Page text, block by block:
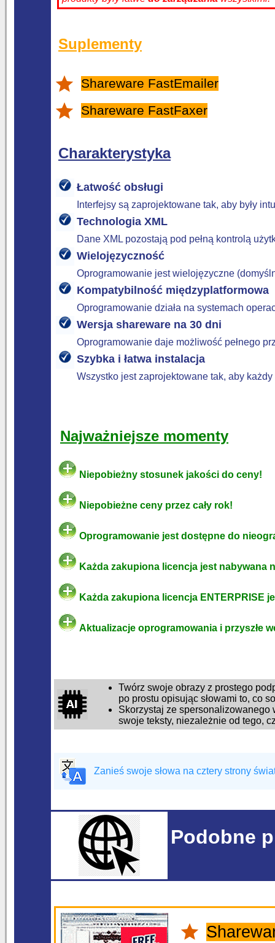
Suplementy
Shareware FastEmailer
Shareware FastFaxer
Charakterystyka
Łatwość obsługi
Interfejsy są zaprojektowane tak, aby były
Technologia XML
Dane XML pozostają pod pełną kontrolą
Wielojęzyczność
Oprogramowanie jest wielojęzyczne
Kompatybilność międzyplatformowa
Oprogramowanie działa na systemach
Wersja shareware na 30 dni
Oprogramowanie daje możliwość pełnego
Szybka i łatwa instalacja
Wszystko jest zaprojektowane tak, aby
Najważniejsze momenty
Niepobieżny stosunek jakości do ceny!
Niepobieżne ceny przez cały rok!
Oprogramowanie jest dostępne do
Każda zakupiona licencja jest nabywana
Każda zakupiona licencja ENTERPRISE
Aktualizacje oprogramowania i przyszłe
Twórz swoje obrazy z prostego
po prostu opisując słowami to, co
Skorzystaj ze
swoje teksty, niezależnie od tego,
Zanieś swoje słowa na cztery strony
Podobne